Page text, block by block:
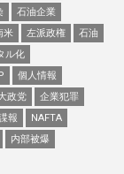
石油企業
米 左派政権
石油
ル化
個人情報
政党
企業犯罪
報
NAFTA
内部被爆